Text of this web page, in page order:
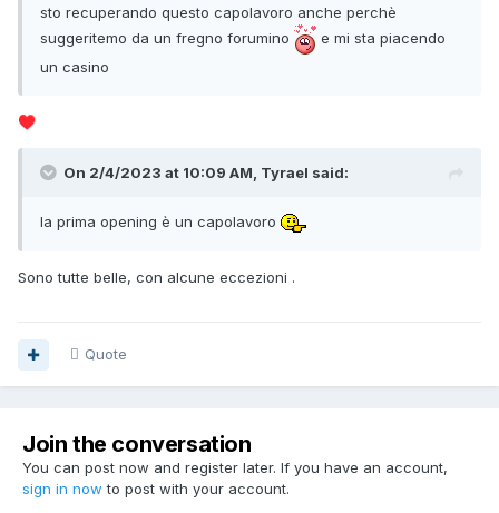
sto recuperando questo capolavoro anche perchè
suggeritemo da un fregno forumino
e mi sta piacendo
un casino
♥️
On 2/4/2023 at 10:09 AM, Tyrael said:
la prima opening è un capolavoro
Sono tutte belle, con alcune eccezioni .
Quote
Join the conversation
You can post now and register later. If you have an account,
sign in now to post with your account.